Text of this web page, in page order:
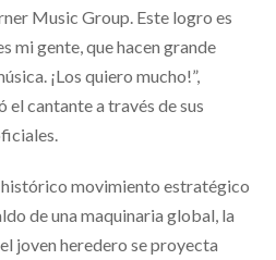
Music Group. Este logro es
mi gente, que hacen grande
¡Los quiero mucho!”,
el cantante a través de sus
histórico movimiento estratégico
de una maquinaria global, la
joven heredero se proyecta